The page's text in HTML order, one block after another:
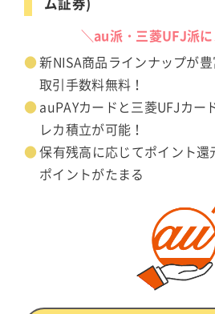
＼au派・三菱UFJ派
新NISA商品ラインナップが
取引手数料無料！
auPAYカードと三菱UFJカー
レカ積立が可能！
保有残高に応じてポイント
ポイントがたまる